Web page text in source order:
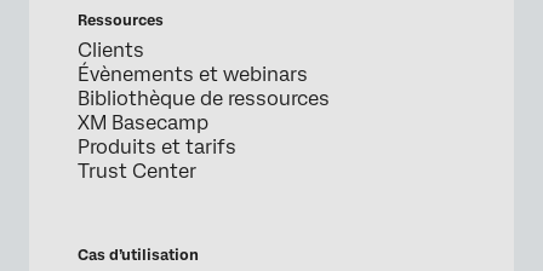
Ressources
Clients
Évènements et webinars
Bibliothèque de ressources
XM Basecamp
Produits et tarifs
Trust Center
Cas d’utilisation